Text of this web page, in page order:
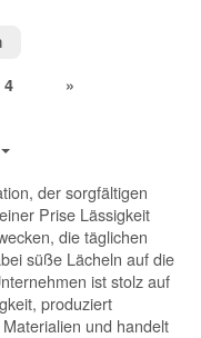
4 »
der sorgfältigen
Prise Lässigkeit
die täglichen
süße Lächeln auf die
ist stolz auf
produziert
und handelt